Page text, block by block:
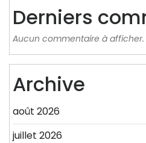
Derniers
Aucun commentaire à afficher.
Archive
août 2026
juillet 2026